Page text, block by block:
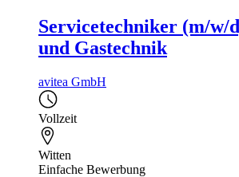
Servicetechniker (m/w/
und Gastechnik
avitea GmbH
Vollzeit
Witten
Einfache Bewerbung